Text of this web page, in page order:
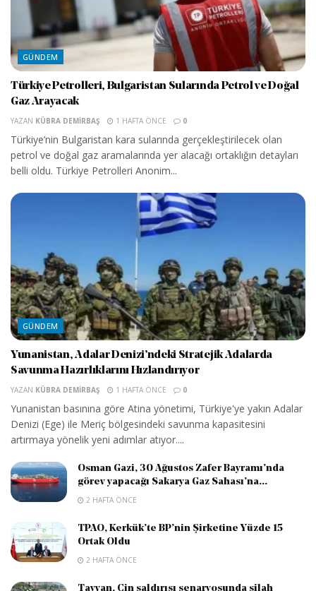
GÜNDEM
Türkiye Petrolleri, Bulgaristan Sularında Petrol ve Doğal
Gaz Arayacak
YAZAN KÜBRA DEMIRBAŞ 1 HAFTA ÖNCE 0
Türkiye’nin Bulgaristan kara sularında gerçekleştirilecek olan
petrol ve doğal gaz aramalarında yer alacağı ortaklığın detayları
belli oldu. Türkiye Petrolleri Anonim...
GÜNDEM
Yunanistan, Adalar Denizi’ndeki Stratejik Adalarda
Savunma Hazırlıklarını Hızlandırıyor
YAZAN KÜBRA DEMIRBAŞ 1 HAFTA ÖNCE 0
Yunanistan basınına göre Atina yönetimi, Türkiye'ye yakın Adalar
Denizi (Ege) ile Meriç bölgesindeki savunma kapasitesini
artırmaya yönelik yeni adımlar atıyor....
Osman Gazi, 30 Ağustos Zafer Bayramı’nda
görev yapacağı Sakarya Gaz Sahası’na...
2 HAFTA ÖNCE
TPAO, Kerkük’te BP’nin Şirketine Yüzde 15
Ortak Oldu
2 HAFTA ÖNCE
Tayvan, Çin saldırısı senaryosunda silah